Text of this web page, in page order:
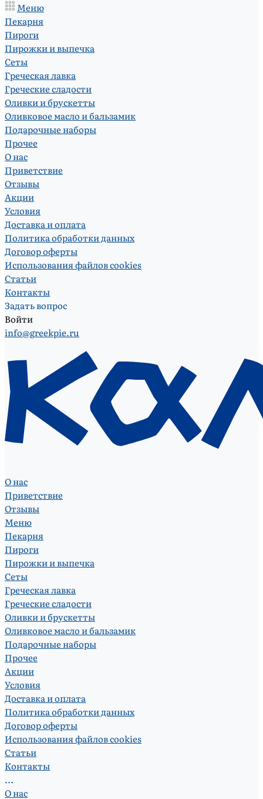
Меню
Пекарня
Пироги
Пирожки и выпечка
Сеты
Греческая лавка
Греческие сладости
Оливки и брускетты
Оливковое масло и бальзамик
Подарочные наборы
Прочее
О нас
Приветствие
Отзывы
Акции
Условия
Доставка и оплата
Политика обработки данных
Договор оферты
Использования файлов cookies
Статьи
Контакты
Задать вопрос
Войти
info@greekpie.ru
О нас
Приветствие
Отзывы
Меню
Пекарня
Пироги
Пирожки и выпечка
Сеты
Греческая лавка
Греческие сладости
Оливки и брускетты
Оливковое масло и бальзамик
Подарочные наборы
Прочее
Акции
Условия
Доставка и оплата
Политика обработки данных
Договор оферты
Использования файлов cookies
Статьи
Контакты
...
О нас